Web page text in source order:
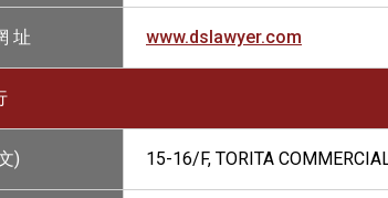
址 www.dslawyer.com
) 15-16/F, TORITA